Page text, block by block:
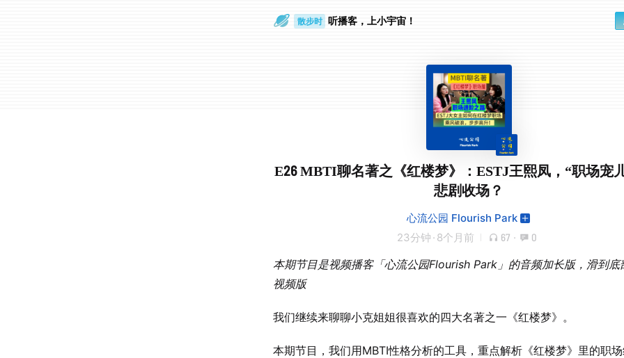
散步时 听播客，上小宇宙！
E26 MBTI聊名著之《红楼梦》：ESTJ王熙凤，“职场宠
悲剧收场？
心流公园 Flourish Park
23分钟 · 8个月前 67 · 0
本期节目是视频播客「心流公园Flourish Park」的音频加长版，滑到底
视频版
我们继续来聊聊小克姐姐很喜欢的四大名著之一《红楼梦》。
本期节目，我们用MBTI性格分析的工具，重点解析《红楼梦》里的职